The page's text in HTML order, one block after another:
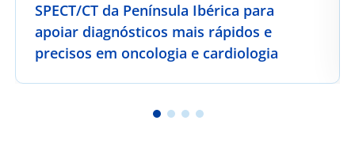
SPECT/CT da Península Ibérica para
apoiar diagnósticos mais rápidos e
precisos em oncologia e cardiologia